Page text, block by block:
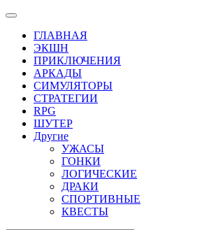
ГЛАВНАЯ
ЭКШН
ПРИКЛЮЧЕНИЯ
АРКАДЫ
СИМУЛЯТОРЫ
СТРАТЕГИИ
RPG
ШУТЕР
Другие
УЖАСЫ
ГОНКИ
ЛОГИЧЕСКИЕ
ДРАКИ
СПОРТИВНЫЕ
КВЕСТЫ